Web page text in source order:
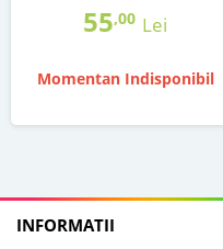
55,00 Lei
Momentan Indisponibil
INFORMATII